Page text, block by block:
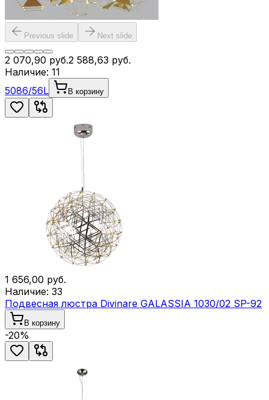
Previous slide Next slide
2 070,90 руб.2 588,63 руб.
Наличие: 11
5086/56L
В корзину
1 656,00 руб.
Наличие: 33
Подвесная люстра Divinare GALASSIA 1030/02 SP-92
В корзину
-20%